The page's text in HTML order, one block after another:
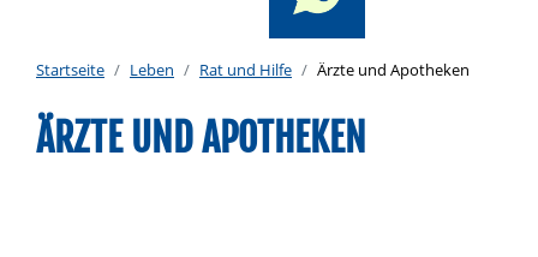
Startseite Leben Rat und Hilfe Ärzte und Apotheken
ÄRZTE UND APOTHEKEN